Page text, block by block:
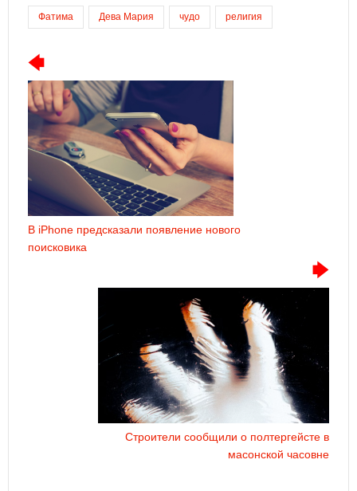
Фатима Дева Мария чудо религия
В iPhone предсказали появление нового
поисковика
Строители сообщили о полтергейсте в
масонской часовне